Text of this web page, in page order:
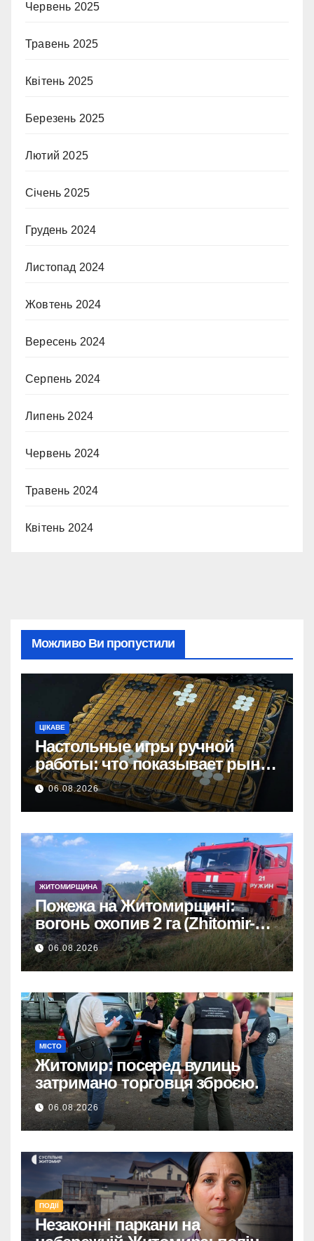
Червень 2025
Травень 2025
Квітень 2025
Березень 2025
Лютий 2025
Січень 2025
Грудень 2024
Листопад 2024
Жовтень 2024
Вересень 2024
Серпень 2024
Липень 2024
Червень 2024
Травень 2024
Квітень 2024
Можливо Ви пропустили
ЦІКАВЕ
Настольные игры ручной
работы: что показывает рынок
и почему цифры говорят сами
за себя
06.08.2026
ЖИТОМИРЩИНА
Пожежа на Житомирщині:
вогонь охопив 2 га (Zhitomir-
OnLine)
06.08.2026
МІСТО
Житомир: посеред вулиць
затримано торговця зброєю.
06.08.2026
ПОДІЇ
Незаконні паркани на